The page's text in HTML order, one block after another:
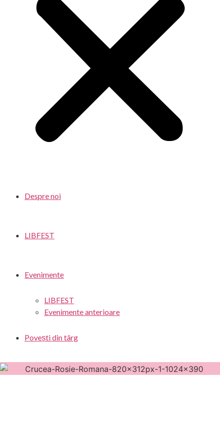
Despre noi
LIBFEST
Evenimente
LIBFEST
Evenimente anterioare
Povești din târg